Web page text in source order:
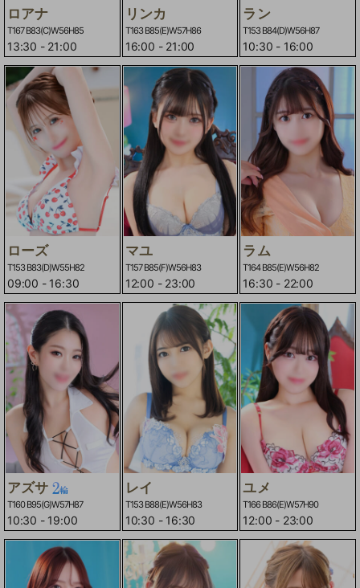
ロアナ
T167 B83(C)W56H85
13:30 - 21:00
リンカ
T163 B85(E)W57H86
16:00 - 21:00
ラン
T153 B84(D)W56H87
10:30 - 16:00
ローズ
T153 B83(D)W55H82
09:00 - 16:30
マユ
T157 B85(F)W56H83
12:00 - 23:00
ラム
T164 B85(E)W56H82
16:30 - 22:00
アズサ
T160 B95(G)W57H87
10:30 - 19:00
レイ
T153 B88(E)W56H83
10:30 - 16:30
ユメ
T166 B86(E)W57H90
12:00 - 23:00